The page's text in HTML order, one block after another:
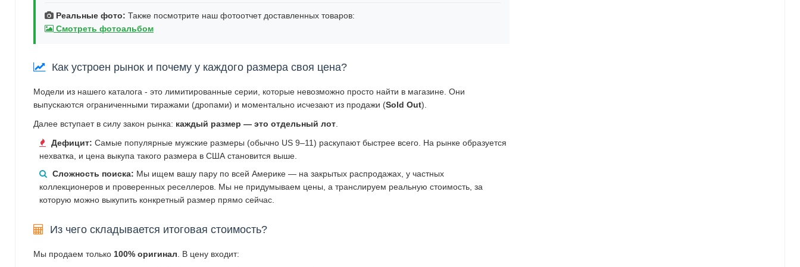
Реальные фото: Также посмотрите наш фотоотчет доставленных товаров:
Смотреть фотоальбом
Как устроен рынок и почему у каждого размера своя цена?
Модели из нашего каталога - это лимитированные серии, которые невозможно просто найти в магазине. Они
выпускаются ограниченными тиражами (дропами) и моментально исчезают из продажи (Sold Out).
Далее вступает в силу закон рынка: каждый размер — это отдельный лот
Дефицит: Самые популярные мужские размеры (обычно US 9–11) раскупают быстрее всего. На рынке образуется
нехватка, и цена выкупа такого размера в США становится выше.
Сложность поиска: Мы ищем вашу пару по всей Америке — на закрытых распродажах, у частных
коллекционеров и проверенных реселлеров. Мы не придумываем цены, а транслируем реальную стоимость, за
которую можно выкупить конкретный размер прямо сейчас.
Из чего складывается итоговая стоимость?
Мы продаем только 100% оригинал . В цену входит: